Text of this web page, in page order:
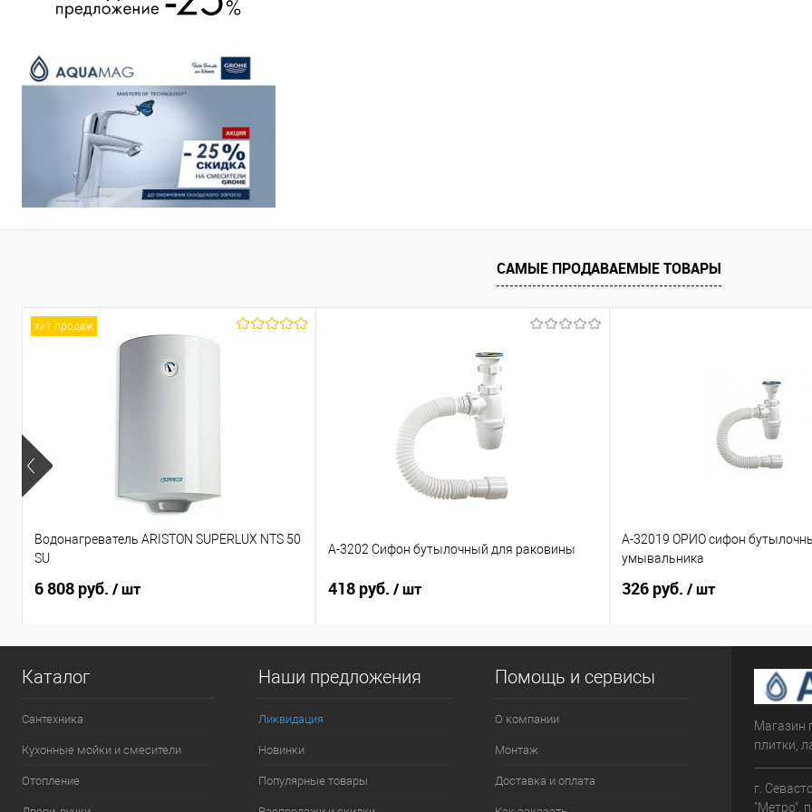
САМЫЕ ПРОДАВАЕМЫЕ ТОВАРЫ
хит продаж
Водонагреватель ARISTON SUPERLUX NTS 50
SU
6 808 руб. / шт
А-3202 Сифон бутылочный для раковины
418 руб. / шт
А-32019 ОРИО сифон
умывальника
326 руб. / шт
Каталог
Сантехника
Кухонные мойки и смесители
Отопление
Наши предложения
Ликвидация
Новинки
Популярные товары
Помощь и сервисы
О компании
Монтаж
Доставка и оплата
Магазин
плитки,
г.
"Метро",